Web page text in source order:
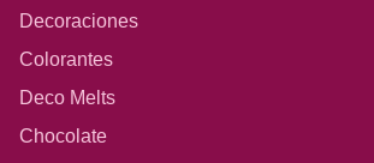
Decoraciones
Colorantes
Deco Melts
Chocolate